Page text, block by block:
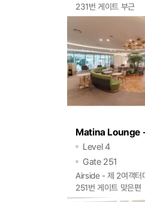
231번 게이트 부근
Matina Lounge
Level 4
Gate 251
Airside - 제 2여객터
251번 게이트 맞은편